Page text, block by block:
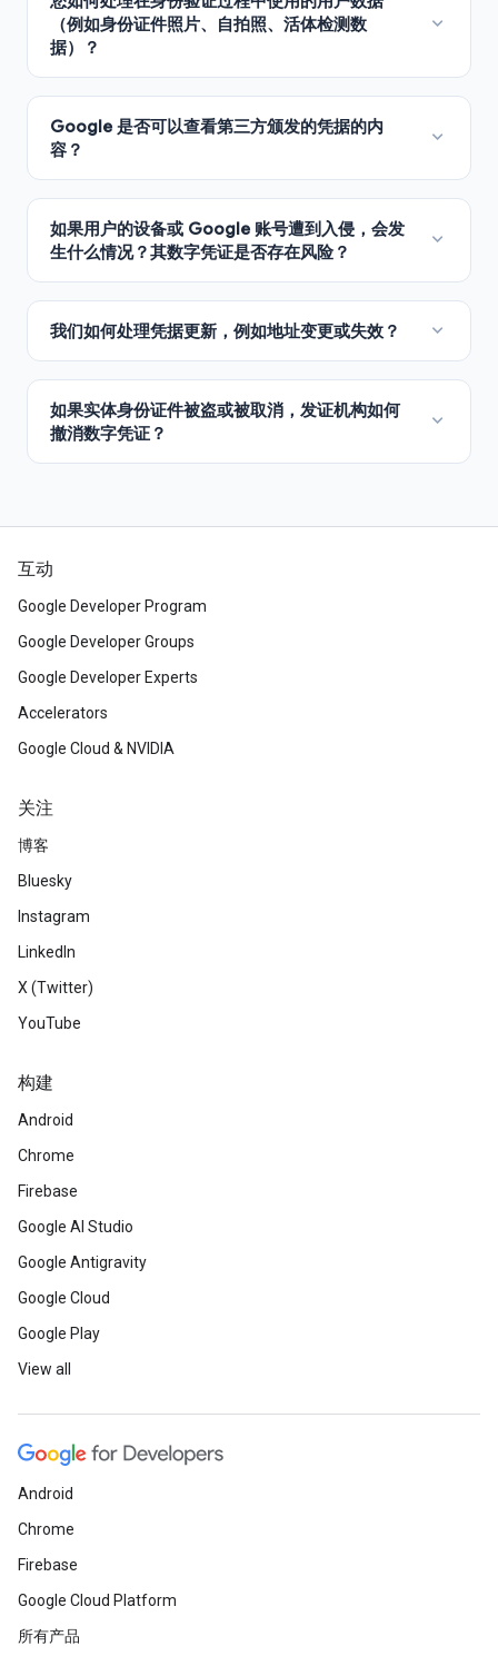
互动
Google Developer Program
Google Developer Groups
Google Developer Experts
Accelerators
Google Cloud & NVIDIA
关注
博客
Bluesky
Instagram
LinkedIn
X (Twitter)
YouTube
构建
Android
Chrome
Firebase
Google AI Studio
Google Antigravity
Google Cloud
Google Play
View all
Android
Chrome
Firebase
Google Cloud Platform
所有产品